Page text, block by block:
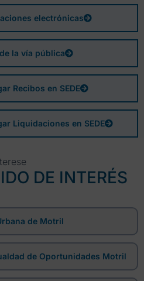
electrónicas
la vía pública
Recibos en SEDE
Liquidaciones en SEDE
DE INTERÉS
de Motril
de Oportunidades Motril